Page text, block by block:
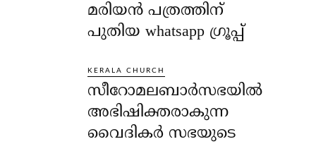
മരിയൻ പത്രത്തിന്
പുതിയ whatsapp ഗ്രൂപ്പ്
KERALA CHURCH
സീറോമലബാർസഭയിൽ
അഭിഷിക്തരാകുന്ന
വൈദികർ സഭയുടെ